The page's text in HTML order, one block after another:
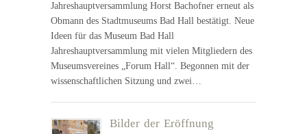
Jahreshauptversammlung Horst Bachofner erneut als
Obmann des Stadtmuseums Bad Hall bestätigt. Neue
Ideen für das Museum Bad Hall
Jahreshauptversammlung mit vielen Mitgliedern des
Museumsvereines „Forum Hall“. Begonnen mit der
wissenschaftlichen Sitzung und zwei…
Bilder der Eröffnung